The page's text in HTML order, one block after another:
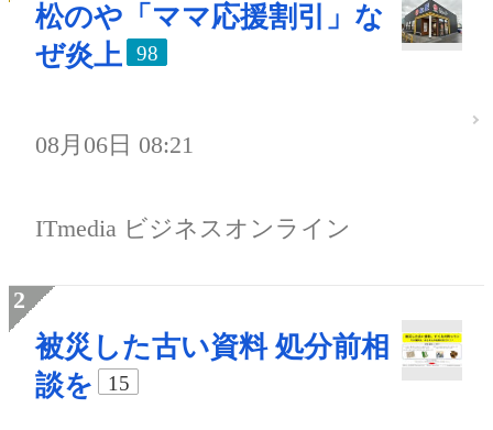
松のや「ママ応援割引」な
ぜ炎上
98
08月06日 08:21
ITmedia ビジネスオンライン
被災した古い資料 処分前相
談を
15